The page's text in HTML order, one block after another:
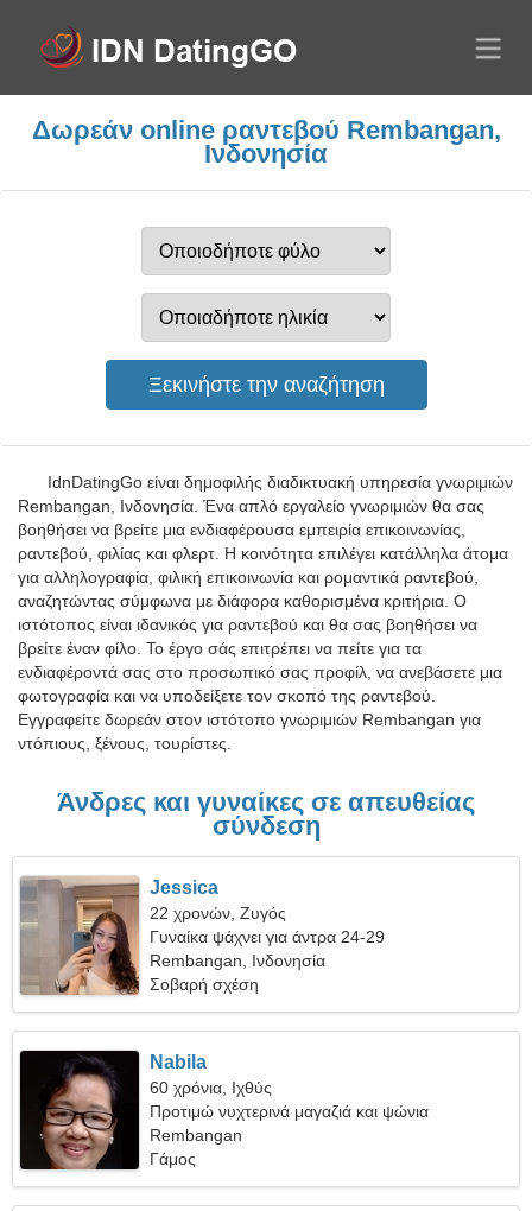
Δωρεάν online ραντεβού Rembangan,
Ινδονησία
IdnDatingGo είναι δημοφιλής διαδικτυακή υπηρεσία γνωριμιών
Rembangan, Ινδονησία. Ένα απλό εργαλείο γνωριμιών θα σας
βοηθήσει να βρείτε μια ενδιαφέρουσα εμπειρία επικοινωνίας,
ραντεβού, φιλίας και φλερτ. Η κοινότητα επιλέγει κατάλληλα άτομα
για αλληλογραφία, φιλική επικοινωνία και ρομαντικά ραντεβού,
αναζητώντας σύμφωνα με διάφορα καθορισμένα κριτήρια. Ο
ιστότοπος είναι ιδανικός για ραντεβού και θα σας βοηθήσει να
βρείτε έναν φίλο. Το έργο σάς επιτρέπει να πείτε για τα
ενδιαφέροντά σας στο προσωπικό σας προφίλ, να ανεβάσετε μια
φωτογραφία και να υποδείξετε τον σκοπό της ραντεβού.
Εγγραφείτε δωρεάν στον ιστότοπο γνωριμιών Rembangan για
ντόπιους, ξένους, τουρίστες.
Άνδρες και γυναίκες σε απευθείας
σύνδεση
Jessica
22 χρονών, Ζυγός
Γυναίκα ψάχνει για άντρα 24-29
Rembangan, Ινδονησία
Σοβαρή σχέση
Nabila
60 χρόνια, Ιχθύς
Προτιμώ νυχτερινά μαγαζιά και ψώνια
Rembangan
Γάμος